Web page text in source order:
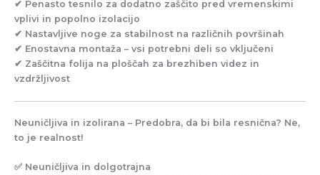
✔ Penasto tesnilo za dodatno zaščito pred vremenskimi
vplivi in ​​popolno izolacijo
✔ Nastavljive noge za stabilnost na različnih površinah
✔ Enostavna montaža – vsi potrebni deli so vključeni
✔ Zaščitna folija na ploščah za brezhiben videz in
vzdržljivost
Neuničljiva in izolirana – Predobra, da bi bila resnična? Ne,
to je realnost!
✅ Neuničljiva in dolgotrajna